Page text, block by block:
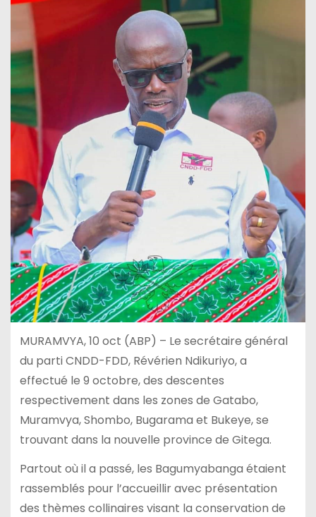
MURAMVYA, 10 oct (ABP) – Le secrétaire général
du parti CNDD-FDD, Révérien Ndikuriyo, a
effectué le 9 octobre, des descentes
respectivement dans les zones de Gatabo,
Muramvya, Shombo, Bugarama et Bukeye, se
trouvant dans la nouvelle province de Gitega.
Partout où il a passé, les Bagumyabanga étaient
rassemblés pour l’accueillir avec présentation
des thèmes collinaires visant la conservation de